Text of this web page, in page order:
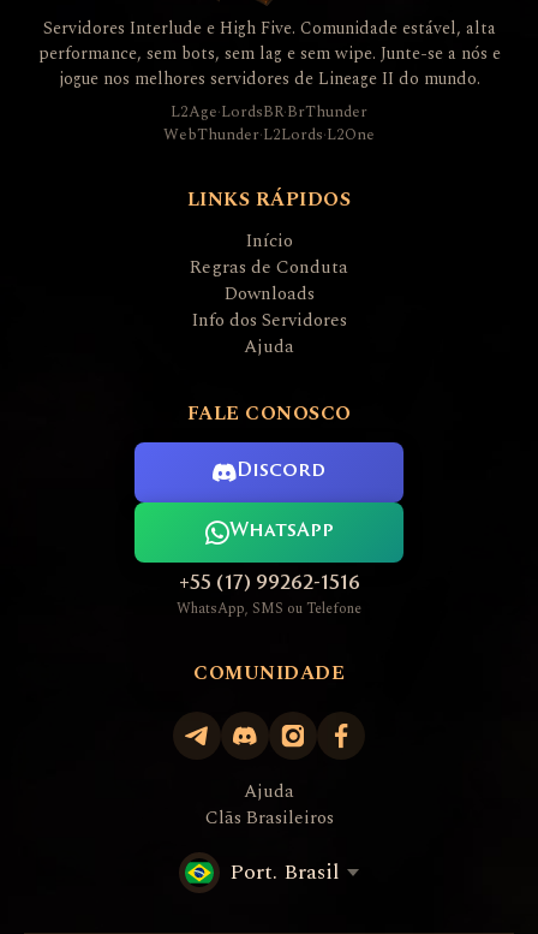
Servidores Interlude e High Five. Comunidade estável, alta
performance, sem bots, sem lag e sem wipe. Junte-se a nós e
jogue nos melhores servidores de Lineage II do mundo.
L2Age·LordsBR·BrThunder
WebThunder·L2Lords·L2One
LINKS RÁPIDOS
Início
Regras de Conduta
Downloads
Info dos Servidores
Ajuda
FALE CONOSCO
Discord
WhatsApp
+55 (17) 99262-1516
WhatsApp, SMS ou Telefone
COMUNIDADE
Ajuda
Clãs Brasileiros
Port. Brasil